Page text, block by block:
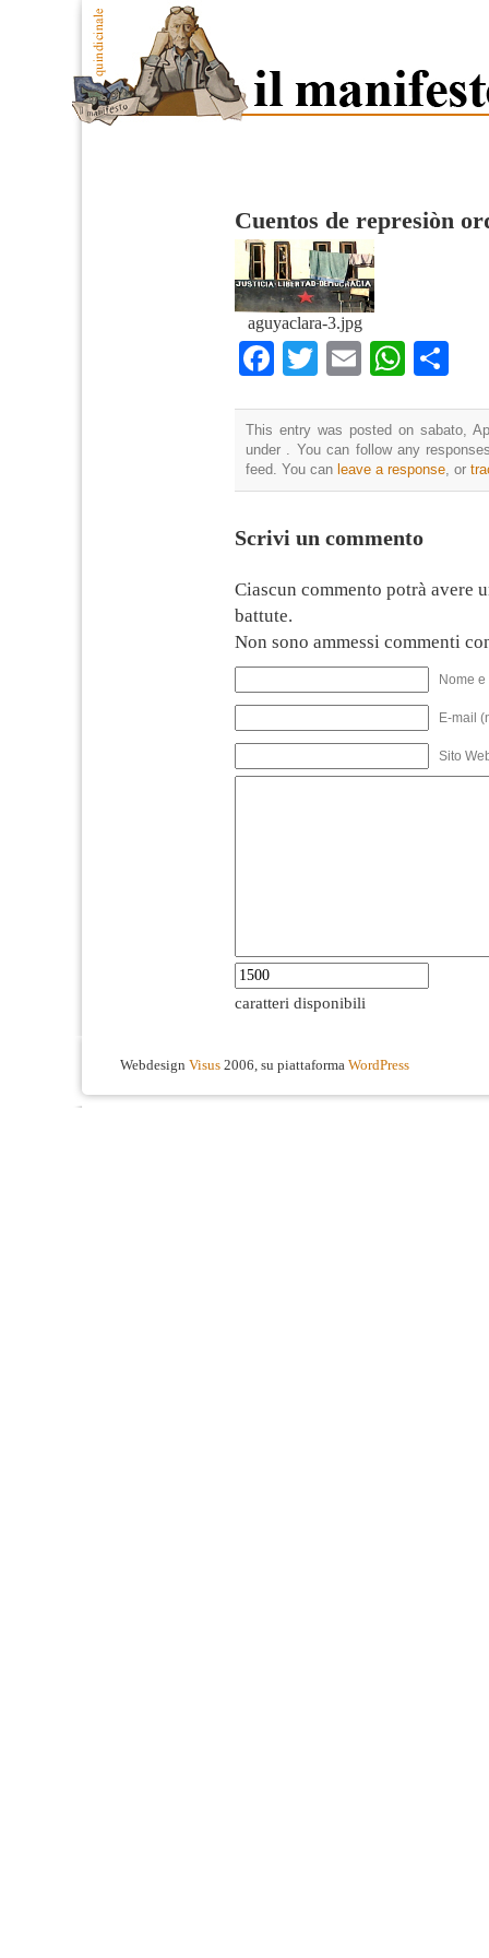
Cuentos de represiòn
aguyaclara-3.jpg
Facebook
TwitterEmail
This entry was posted on sabato,
under . You can follow any
feed. You can leave a response , or
Scrivi un commento
Ciascun commento potrà avere
battute.
Non sono ammessi commenti
Nome
E-mail
Sito
caratteri disponibili
Webdesign Visus 2006, su piattaforma WordPress